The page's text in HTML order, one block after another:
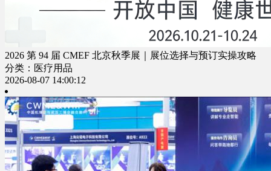
2026 第 94 届 CMEF 北京秋季展｜展位选择与预订实操攻略
分类：医疗用品
2026-08-07 14:00:12